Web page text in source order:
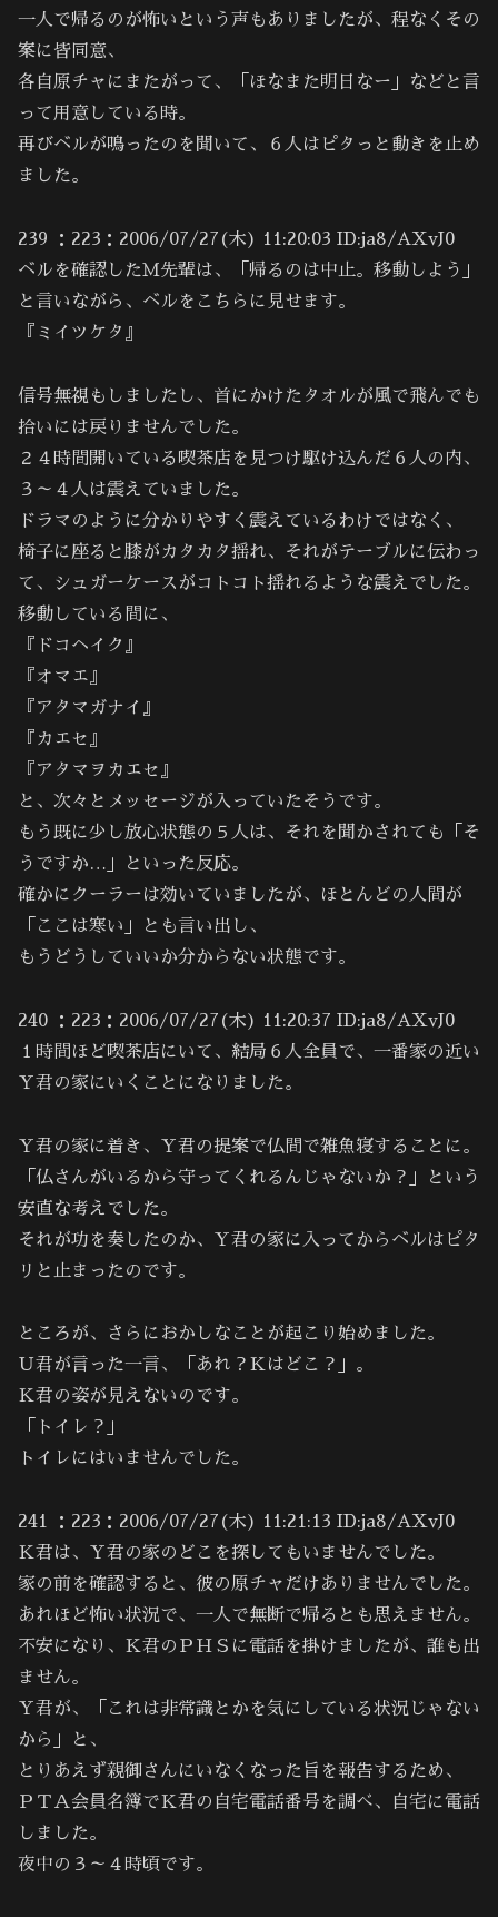
一人で帰るのが怖いという声もありましたが、程なくその
案に皆同意、
各自原チャにまたがって、「ほなまた明日なー」などと言
って用意している時。
再びベルが鳴ったのを聞いて、６人はピタっと動きを止め
ました。
239 ：223：2006/07/27(木) 11:20:03 ID:ja8/AXvJ0
ベルを確認したＭ先輩は、「帰るのは中止。移動しよう」
と言いながら、ベルをこちらに見せます。
『ミイツケタ』
信号無視もしましたし、首にかけたタオルが風で飛んでも
拾いには戻りませんでした。
２４時間開いている喫茶店を見つけ駆け込んだ６人の内、
３～４人は震えていました。
ドラマのように分かりやすく震えているわけではなく、
椅子に座ると膝がカタカタ揺れ、それがテーブルに伝わっ
て、シュガーケースがコトコト揺れるような震えでした。
移動している間に、
『ドコヘイク』
『オマエ』
『アタマガナイ』
『カエセ』
『アタマヲカエセ』
と、次々とメッセージが入っていたそうです。
もう既に少し放心状態の５人は、それを聞かされても「そ
うですか…」といった反応。
確かにクーラーは効いていましたが、ほとんどの人間が
「ここは寒い」とも言い出し、
もうどうしていいか分からない状態です。
240 ：223：2006/07/27(木) 11:20:37 ID:ja8/AXvJ0
１時間ほど喫茶店にいて、結局６人全員で、一番家の近い
Ｙ君の家にいくことになりました。
Ｙ君の家に着き、Ｙ君の提案で仏間で雑魚寝することに。
「仏さんがいるから守ってくれるんじゃないか？」という
安直な考えでした。
それが功を奏したのか、Ｙ君の家に入ってからベルはピタ
リと止まったのです。
ところが、さらにおかしなことが起こり始めました。
Ｕ君が言った一言、「あれ？Ｋはどこ？」。
Ｋ君の姿が見えないのです。
「トイレ？」
トイレにはいませんでした。
241 ：223：2006/07/27(木) 11:21:13 ID:ja8/AXvJ0
Ｋ君は、Ｙ君の家のどこを探してもいませんでした。
家の前を確認すると、彼の原チャだけありませんでした。
あれほど怖い状況で、一人で無断で帰るとも思えません。
不安になり、Ｋ君のＰＨＳに電話を掛けましたが、誰も出
ません。
Ｙ君が、「これは非常識とかを気にしている状況じゃない
から」と、
とりあえず親御さんにいなくなった旨を報告するため、
ＰＴＡ会員名簿でＫ君の自宅電話番号を調べ、自宅に電話
しました。
夜中の３～４時頃です。